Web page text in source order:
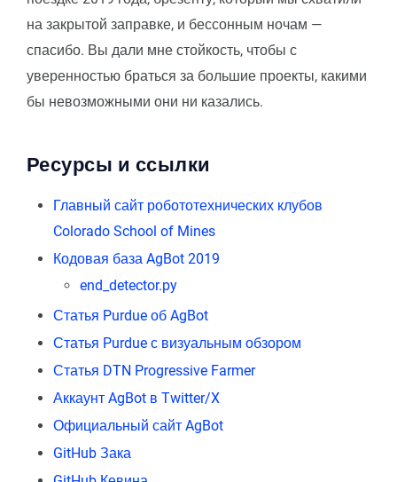
на закрытой заправке, и бессонным ночам —
спасибо. Вы дали мне стойкость, чтобы с
уверенностью браться за большие проекты, какими
бы невозможными они ни казались.
Ресурсы и ссылки
Главный сайт робототехнических клубов
Colorado School of Mines
Кодовая база AgBot 2019
end_detector.py
Статья Purdue об AgBot
Статья Purdue с визуальным обзором
Статья DTN Progressive Farmer
Аккаунт AgBot в Twitter/X
Официальный сайт AgBot
GitHub Зака